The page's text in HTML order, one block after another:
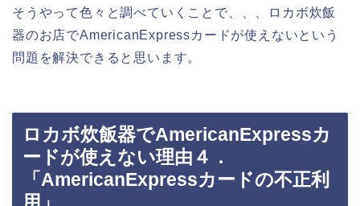
そうやって色々と調べていくことで、、、ロカボ炊飯
器のお店でAmericanExpressカードが使えないという
問題を解決できると思います。
ロカボ炊飯器でAmericanExpressカ
ードが使えない理由４．
「AmericanExpressカードの不正利